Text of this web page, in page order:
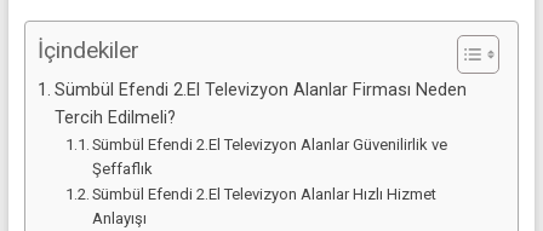
İçindekiler
Sümbül Efendi 2.El Televizyon Alanlar Firması Neden
Tercih Edilmeli?
Sümbül Efendi 2.El Televizyon Alanlar Güvenilirlik ve
Şeffaflık
Sümbül Efendi 2.El Televizyon Alanlar Hızlı Hizmet
Anlayışı